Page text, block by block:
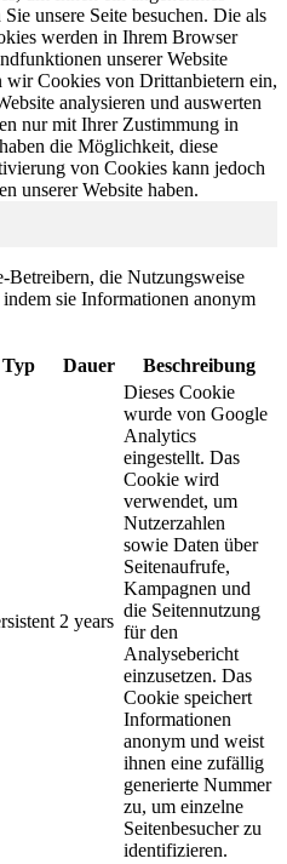
unsere Seite besuchen. Die als
werden in Ihrem Browser
unserer Website
wir Cookies von Drittanbietern ein,
analysieren und auswerten
nur mit Ihrer Zustimmung in
die Möglichkeit, diese
von Cookies kann jedoch
unserer Website haben.
Betreibern, die Nutzungsweise
sie Informationen anonym
Typ Dauer Beschreibung
2 years
Dieses Cookie
wurde von Google
Analytics
eingestellt. Das
Cookie wird
verwendet, um
Nutzerzahlen
sowie Daten über
Seitenaufrufe,
Kampagnen und
die Seitennutzung
für den
Analysebericht
einzusetzen. Das
Cookie speichert
Informationen
anonym und weist
ihnen eine zufällig
generierte Nummer
zu, um einzelne
Seitenbesucher zu
identifizieren.